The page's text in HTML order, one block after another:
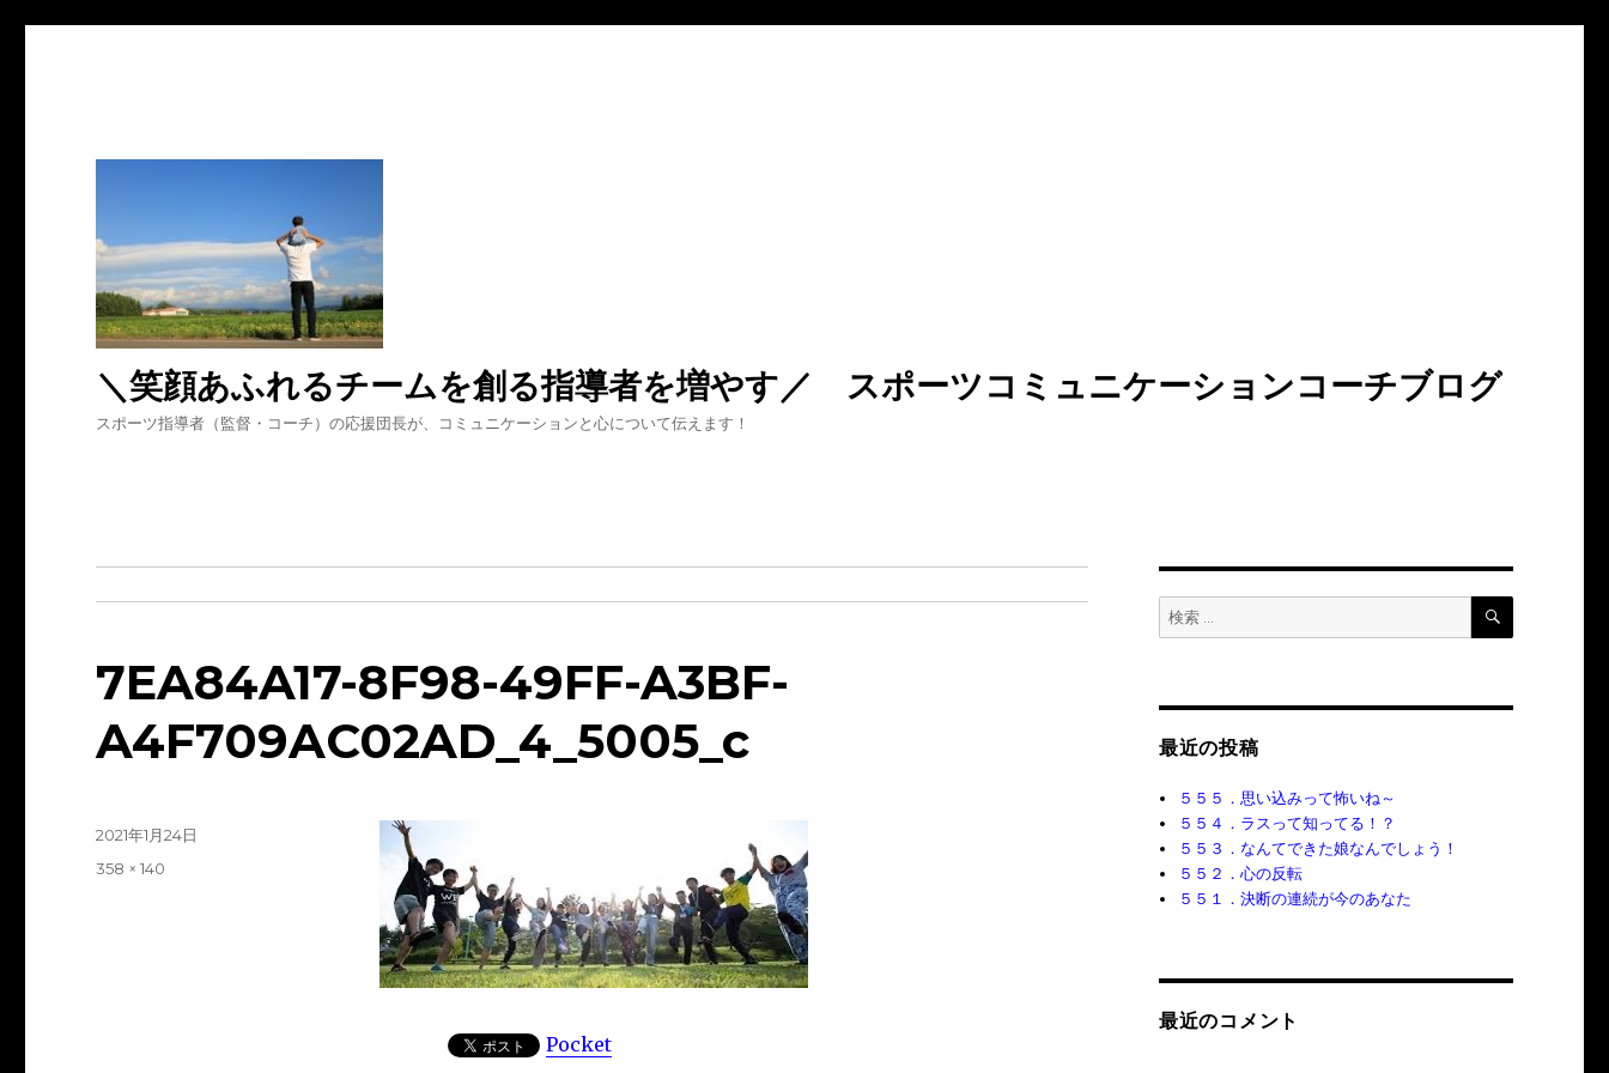
＼笑顔あふれるチームを創る指導者を増やす／ スポーツコミュニケーションコーチブログ
スポーツ指導者（監督・コーチ）の応援団長が、コミュニケーションと心について伝えます！
7EA84A17-8F98-49FF-A3BF-
A4F709AC02AD_4_5005_c
Pocket
投
2021年1月24日
フ
358 × 140
検
索:
検
最近の投稿
５５５．思い込みって怖いね～
５５４．ラスって知ってる！？
５５３．なんてできた娘なんでしょう！
５５２．心の反転
５５１．決断の連続が今のあなた
最近のコメント